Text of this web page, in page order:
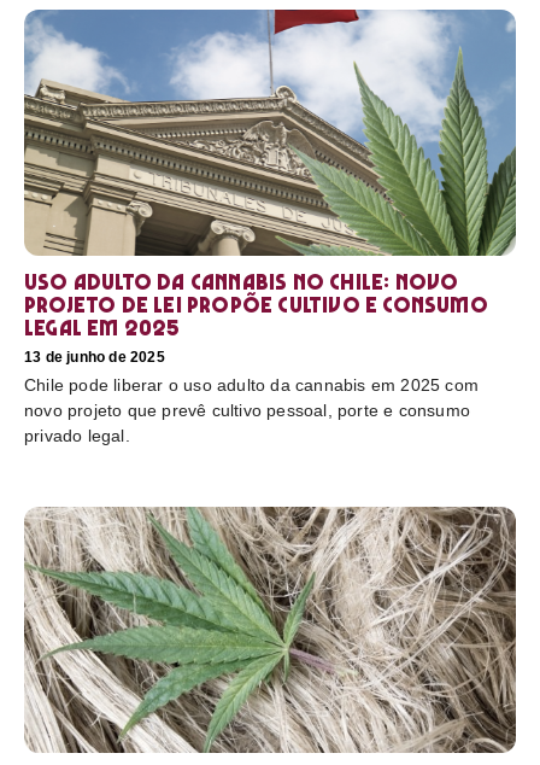
Uso adulto da cannabis no Chile: novo
projeto de lei propõe cultivo e consumo
legal em 2025
13 de junho de 2025
Chile pode liberar o uso adulto da cannabis em 2025 com
novo projeto que prevê cultivo pessoal, porte e consumo
privado legal.